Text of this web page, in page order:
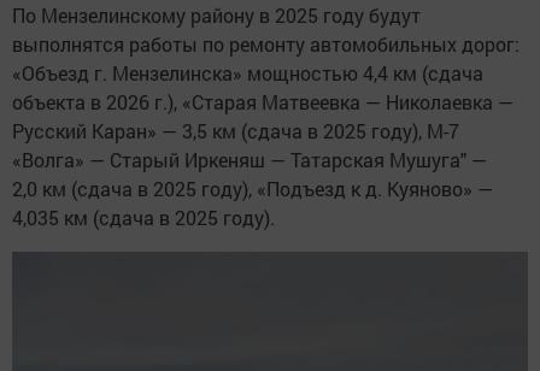
По Мензелинскому району в 2025 году будут
выполнятся работы по ремонту автомобильных дорог:
«Объезд г. Мензелинска» мощностью 4,4 км (сдача
объекта в 2026 г.), «Старая Матвеевка — Николаевка —
Русский Каран» — 3,5 км (сдача в 2025 году), М-7
«Волга» — Старый Иркеняш — Татарская Мушуга" —
2,0 км (сдача в 2025 году), «Подъезд к д. Куяново» —
4,035 км (сдача в 2025 году).